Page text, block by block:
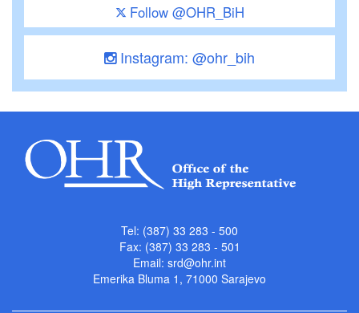
Follow @OHR_BiH
Instagram: @ohr_bih
Tel: (387) 33 283 - 500
Fax: (387) 33 283 - 501
Email: srd@ohr.int
Emerika Bluma 1, 71000 Sarajevo